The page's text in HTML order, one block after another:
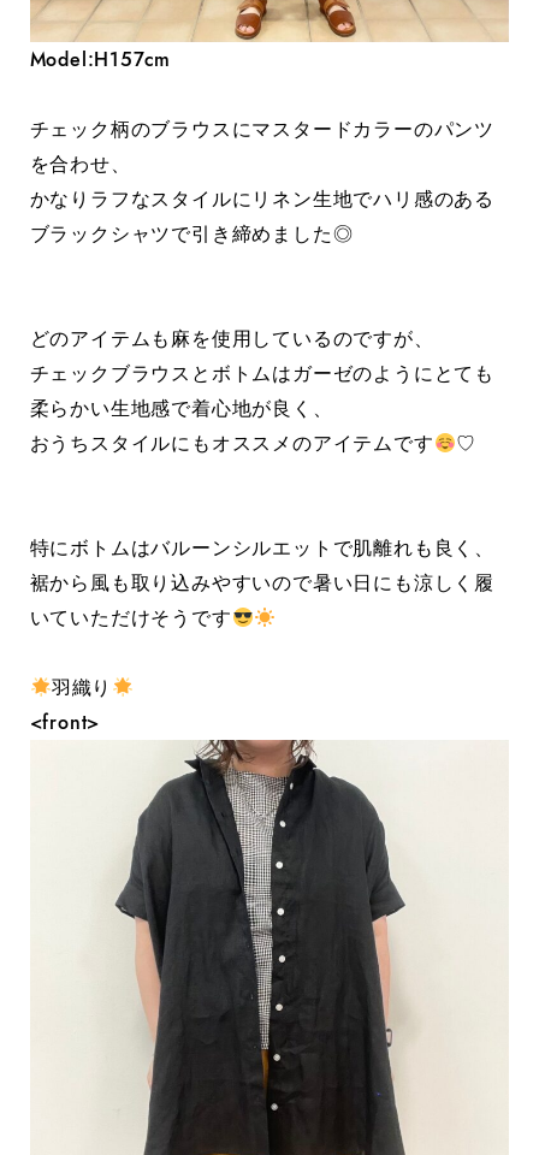
Model:H157cm
チェック柄のブラウスにマスタードカラーのパンツ
を合わせ、
かなりラフなスタイルにリネン生地でハリ感のある
ブラックシャツで引き締めました◎
どのアイテムも麻を使用しているのですが、
チェックブラウスとボトムはガーゼのようにとても
柔らかい生地感で着心地が良く、
おうちスタイルにもオススメのアイテムです
♡
特にボトムはバルーンシルエットで肌離れも良く、
裾から風も取り込みやすいので暑い日にも涼しく履
いていただけそうです
羽織り
<front>